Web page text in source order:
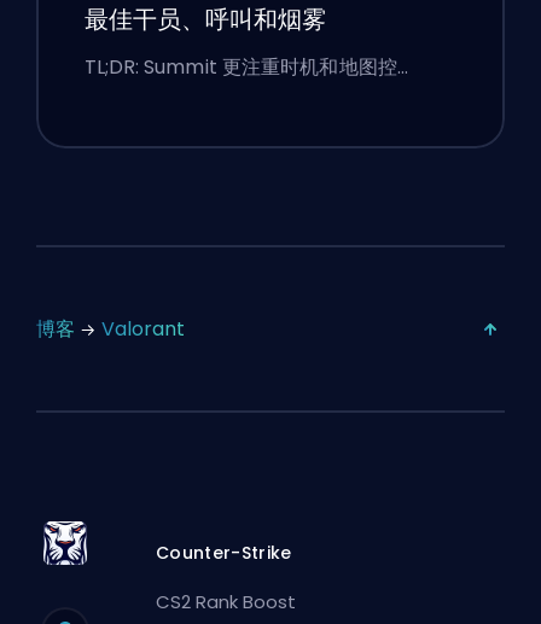
最佳干员、呼叫和烟雾
TL;DR: Summit 更注重时机和地图控…
博客 Valorant
Counter-Strike
CS2 Rank Boost